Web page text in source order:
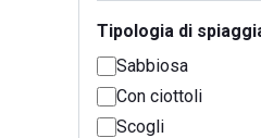
Tipologia di
Sabbiosa
Con ciottoli
Scogli